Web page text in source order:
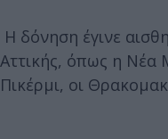
Η δόνηση έγινε
Αττικής, όπως η Νέα
Πικέρμι, οι